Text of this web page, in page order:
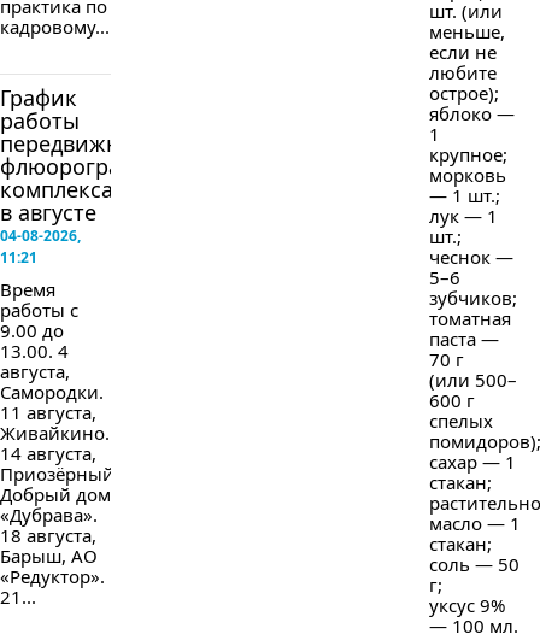
практика по
кадровому...
График
работы
передвижного
флюорографического
комплекса
в августе
04-08-2026,
11:21
Время
работы с
9.00 до
13.00. 4
августа,
Самородки.
11 августа,
Живайкино.
14 августа,
Приозёрный,
Добрый дом
«Дубрава».
18 августа,
Барыш, АО
«Редуктор».
21...
шт. (или
меньше,
если не
любите
острое);
яблоко —
1
крупное;
морковь
— 1 шт.;
лук — 1
шт.;
чеснок —
5–6
зубчиков;
томатная
паста —
70 г
(или 500–
600 г
спелых
помидоров);
сахар — 1
стакан;
масло — 1
стакан;
соль — 50
г;
уксус 9%
— 100 мл.